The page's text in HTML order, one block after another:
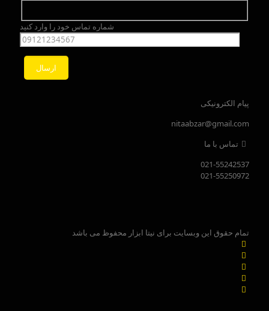
شماره تماس خود را وارد کنید
پیام الکترونیکی
nitaabzar@gmail.com
تماس با ما
021-55242537
021-55250972
تمام حقوق این وبسایت برای نیتا ابزار محفوظ می باشد